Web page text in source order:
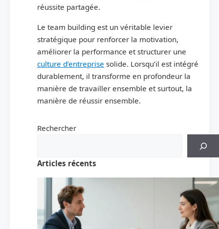
réussite partagée.
Le team building est un véritable levier
stratégique pour renforcer la motivation,
améliorer la performance et structurer une
culture d’entreprise solide. Lorsqu’il est intégré
durablement, il transforme en profondeur la
manière de travailler ensemble et surtout, la
manière de réussir ensemble.
Rechercher
Articles récents